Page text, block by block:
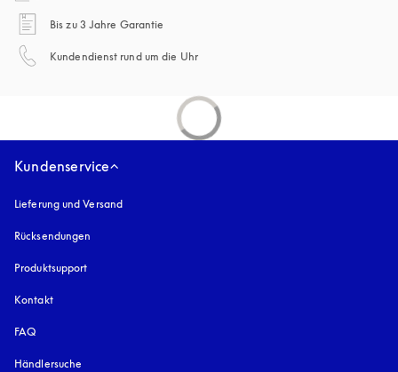
Bis zu 3 Jahre Garantie
Kundendienst rund um die Uhr
Kundenservice
Lieferung und Versand
Rücksendungen
Produktsupport
Kontakt
FAQ
Händlersuche